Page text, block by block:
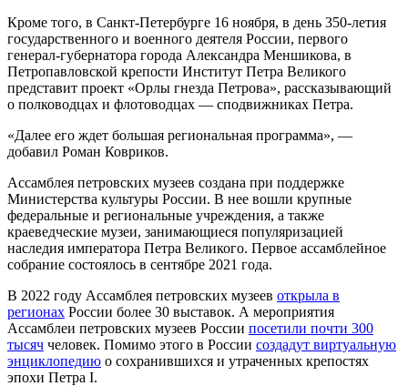
Кроме того, в Санкт-Петербурге 16 ноября, в день 350-летия
государственного и военного деятеля России, первого
генерал-губернатора города Александра Меншикова, в
Петропавловской крепости Институт Петра Великого
представит проект «Орлы гнезда Петрова», рассказывающий
о полководцах и флотоводцах — сподвижниках Петра.
«Далее его ждет большая региональная программа», —
добавил Роман Ковриков.
Ассамблея петровских музеев создана при поддержке
Министерства культуры России. В нее вошли крупные
федеральные и региональные учреждения, а также
краеведческие музеи, занимающиеся популяризацией
наследия императора Петра Великого. Первое ассамблейное
собрание состоялось в сентябре 2021 года.
В 2022 году Ассамблея петровских музеев открыла в
регионах России более 30 выставок. А мероприятия
Ассамблеи петровских музеев России посетили почти 300
тысяч человек. Помимо этого в России создадут виртуальную
энциклопедию о сохранившихся и утраченных крепостях
эпохи Петра I.